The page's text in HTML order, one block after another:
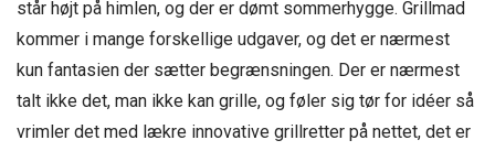
står højt på himlen, og der er dømt sommerhygge. Grillmad
kommer i mange forskellige udgaver, og det er nærmest
kun fantasien der sætter begrænsningen. Der er nærmest
talt ikke det, man ikke kan grille, og føler sig tør for idéer så
vrimler det med lækre innovative grillretter på nettet, det er